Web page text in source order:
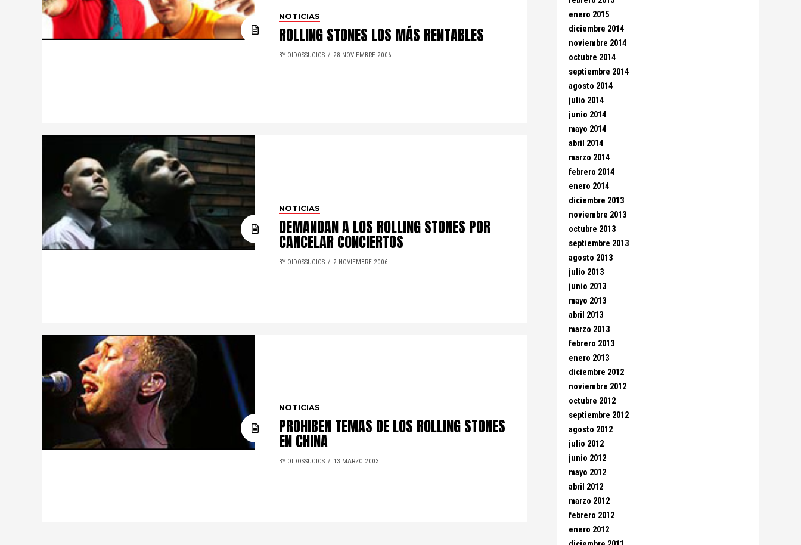
NOTICIAS
ROLLING STONES LOS MÁS RENTABLES
BY OIDOSSUCIOS 28 NOVIEMBRE 2006
NOTICIAS
DEMANDAN A LOS ROLLING STONES POR
CANCELAR CONCIERTOS
BY OIDOSSUCIOS 2 NOVIEMBRE 2006
NOTICIAS
PROHIBEN TEMAS DE LOS ROLLING STONES
EN CHINA
BY OIDOSSUCIOS 13 MARZO 2003
enero 2015
diciembre 2014
noviembre 2014
octubre 2014
septiembre 2014
agosto 2014
julio 2014
junio 2014
mayo 2014
abril 2014
marzo 2014
febrero 2014
enero 2014
diciembre 2013
noviembre 2013
octubre 2013
septiembre 2013
agosto 2013
julio 2013
junio 2013
mayo 2013
abril 2013
marzo 2013
febrero 2013
enero 2013
diciembre 2012
noviembre 2012
octubre 2012
septiembre 2012
agosto 2012
julio 2012
junio 2012
mayo 2012
abril 2012
marzo 2012
febrero 2012
enero 2012